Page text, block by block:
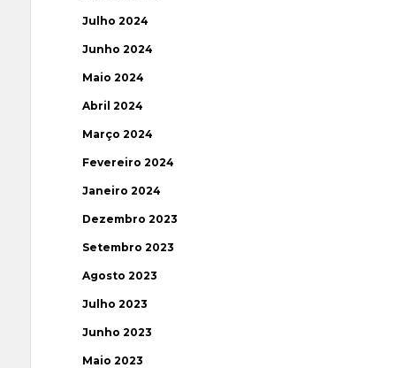
Julho 2024
Junho 2024
Maio 2024
Abril 2024
Março 2024
Fevereiro 2024
Janeiro 2024
Dezembro 2023
Setembro 2023
Agosto 2023
Julho 2023
Junho 2023
Maio 2023